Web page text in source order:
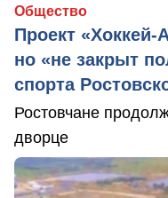
Общество
Проект
но «не закрыт
спорта
Ростовчане
дворце